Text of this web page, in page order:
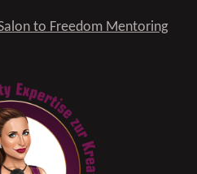
to Freedom Mentoring